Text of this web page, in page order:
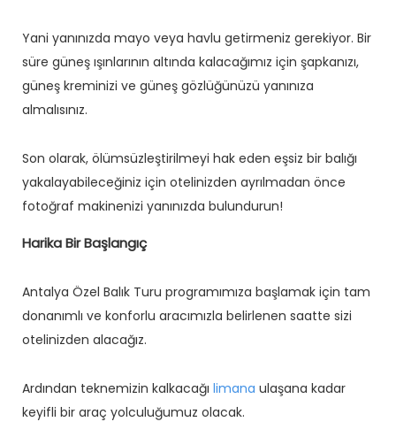
Yani yanınızda mayo veya havlu getirmeniz gerekiyor. Bir
süre güneş ışınlarının altında kalacağımız için şapkanızı,
güneş kreminizi ve güneş gözlüğünüzü yanınıza
almalısınız.
Son olarak, ölümsüzleştirilmeyi hak eden eşsiz bir balığı
yakalayabileceğiniz için otelinizden ayrılmadan önce
fotoğraf makinenizi yanınızda bulundurun!
Harika Bir Başlangıç
Antalya Özel Balık Turu programımıza başlamak için tam
donanımlı ve konforlu aracımızla belirlenen saatte sizi
otelinizden alacağız.
Ardından teknemizin kalkacağı limana ulaşana kadar
keyifli bir araç yolculuğumuz olacak.